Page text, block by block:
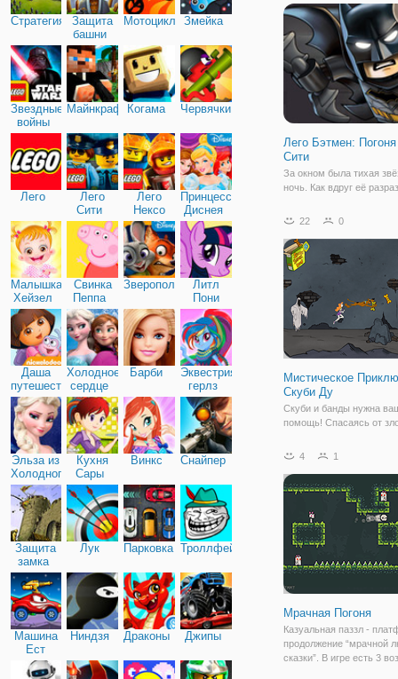
Стратегия
Защита
башни
МотоциклыЗмейка
Звездные
войны
МайнкрафтКогама Червячки
Лего
Лего
Сити
Лего
Нексо
Найтс
Принцессы
Диснея
Малышка
Хейзел
Свинка
Пеппа
Зверополис
Литл
Пони
Дружба
Даша
путешественница
Холодное
сердце
Барби
Эквестрия
герлз
Эльза из
Холодного
сердца
Кухня
Сары
Винкс Снайпер
Защита
замка
Лук Парковка Троллфейс
Машина
Ест
Машину
Ниндзя Драконы Джипы
мошенничествам и
преступлениям.
скрывался от
Лего Бэтмен:
Сити
За окном была тихая
ночь. Как вдруг её
главе с Джокером
снова находиться в
бандитов, которые
22 0
Мистическое
Скуби Ду
Скуби и банды нужна
помощь! Спасаясь от
погони.
4 1
Мрачная Погоня
Казуальная паззл -
продолжение “мрачной
сказки”. В игре есть 3